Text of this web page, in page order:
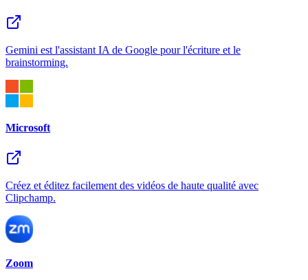
Gemini est l'assistant IA de Google pour l'écriture et le
brainstorming.
Microsoft
Créez et éditez facilement des vidéos de haute qualité avec
Clipchamp.
Zoom